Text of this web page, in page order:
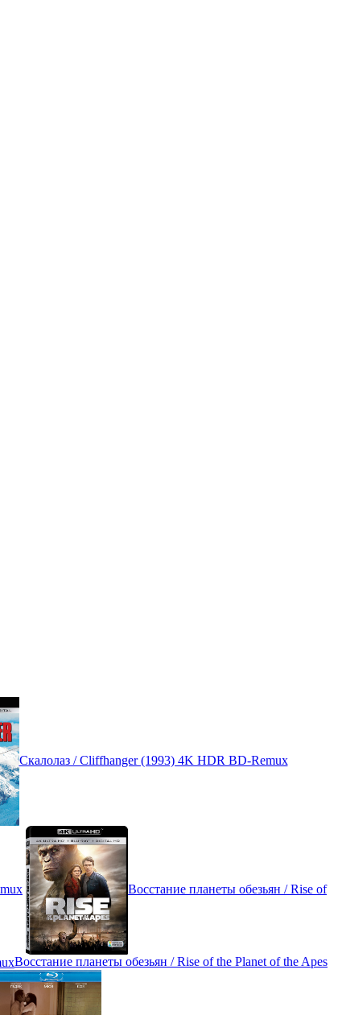
Скалолаз / Cliffhanger (1993) 4K HDR BD-Remux
Восстание планеты обезьян / Rise of
Восстание планеты обезьян / Rise of the Planet of the Apes